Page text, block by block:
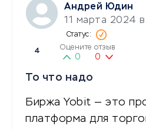
Андрей Юдин
11 марта 2024
4 Оцените отзыв
0 0
То что надо
Биржа Yobit — это
платформа для